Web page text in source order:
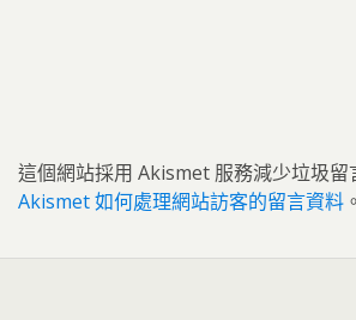
這個網站採用 Akismet 服務減少垃圾留
Akismet 如何處理網站訪客的留言資料 。